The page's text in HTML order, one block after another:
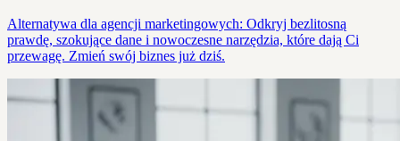
Alternatywa dla agencji marketingowych: Odkryj bezlitosną
prawdę, szokujące dane i nowoczesne narzędzia, które dają Ci
przewagę. Zmień swój biznes już dziś.